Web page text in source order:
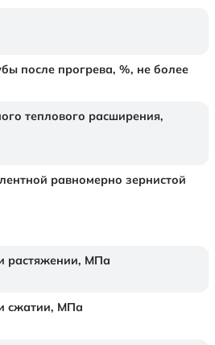
после прогрева, %, не более
теплового расширения,
равномерно зернистой
растяжении, МПа
сжатии, МПа